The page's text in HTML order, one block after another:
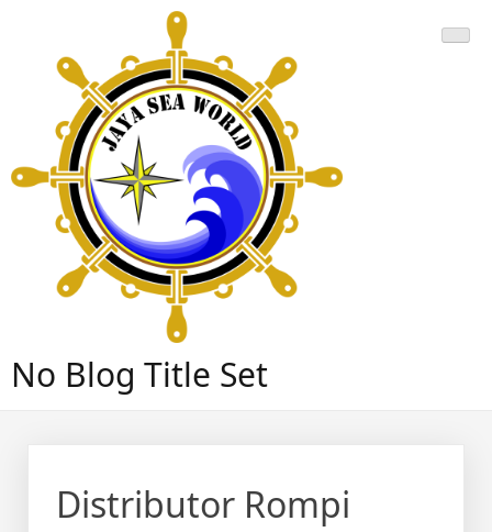
content
No Blog Title Set
Distributor Rompi